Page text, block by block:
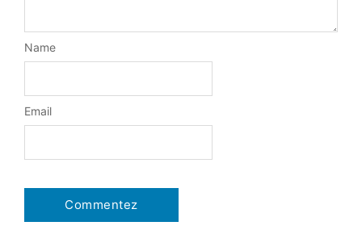
Name
Email